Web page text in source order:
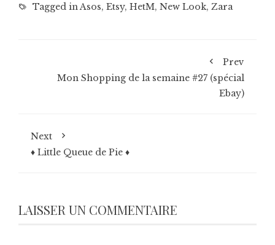
Tagged inAsos, Etsy, HetM, New Look, Zara
Prev
Mon Shopping de la semaine #27 (spécial
Ebay)
Next
♦ Little Queue de Pie ♦
LAISSER UN COMMENTAIRE